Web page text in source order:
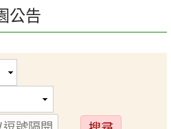
公告
送